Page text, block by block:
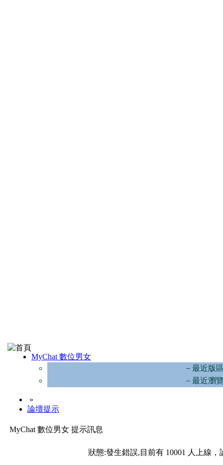
MyChat 數位男女
－最近版
－最近瀏
»
論壇提示
MyChat 數位男女 提示訊息
狀態:發生錯誤,目前有 10001 人上線